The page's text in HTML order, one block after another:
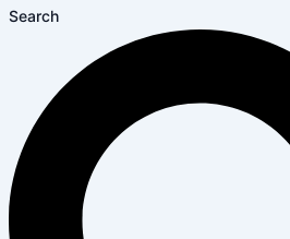
Search